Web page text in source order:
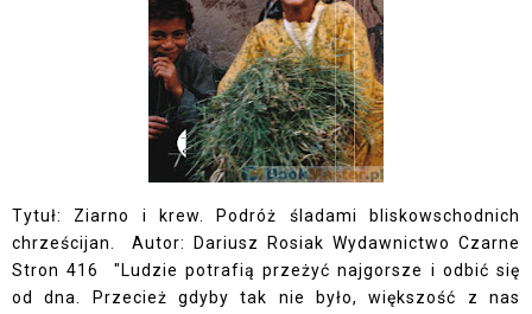
Tytuł: Ziarno i krew. Podróż śladami bliskowschodnich
chrześcijan. Autor: Dariusz Rosiak Wydawnictwo Czarne
Stron 416 "Ludzie potrafią przeżyć najgorsze i odbić się
od dna. Przecież gdyby tak nie było, większość z nas